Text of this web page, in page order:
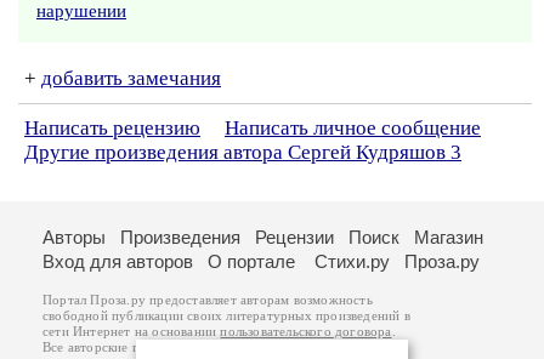
нарушении
+ добавить замечания
Написать рецензию
Написать личное сообщение
Другие произведения автора Сергей Кудряшов 3
Авторы Произведения Рецензии Поиск
Магазин
Вход для авторов
О портале Стихи.ру Проза.ру
Портал Проза.ру предоставляет авторам возможность
свободной публикации своих литературных произведений в
сети Интернет на основаниипользовательского договора
Все авторские права на произведения принадлежат авторам